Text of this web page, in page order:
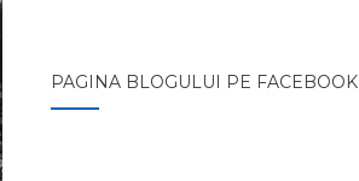
PAGINA BLOGULUI PE FACEBOOK